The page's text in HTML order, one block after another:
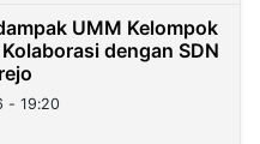
UMM Kelompok
dengan SDN
- 19:20